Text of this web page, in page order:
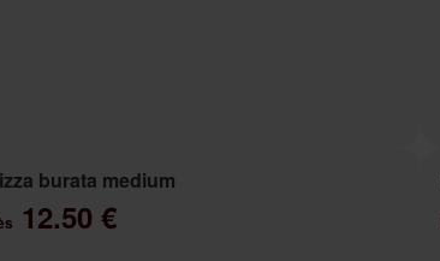
burata medium
12.50 €